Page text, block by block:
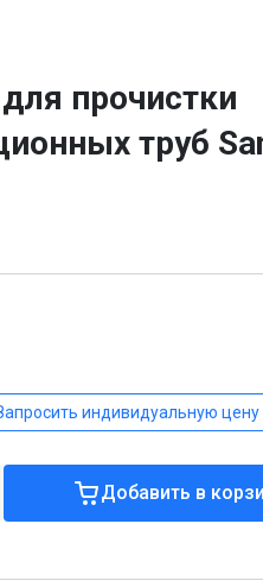
прочистки
труб
индивидуальную цену
Добавить в